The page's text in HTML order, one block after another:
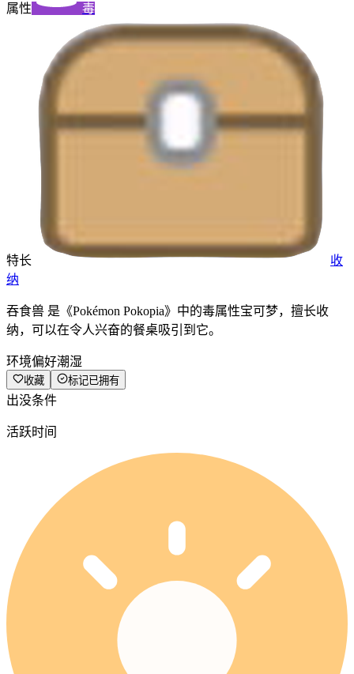
属性 毒
特长
收
纳
吞食兽 是《Pokémon Pokopia》中的毒属性宝可梦，擅长收
纳，可以在令人兴奋的餐桌吸引到它。
环境偏好潮湿
收藏 标记已拥有
出没条件
活跃时间